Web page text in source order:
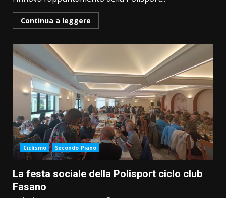
Continua a leggere
Ciclismo Secondo Piano
La festa sociale della Polisport ciclo club
Fasano